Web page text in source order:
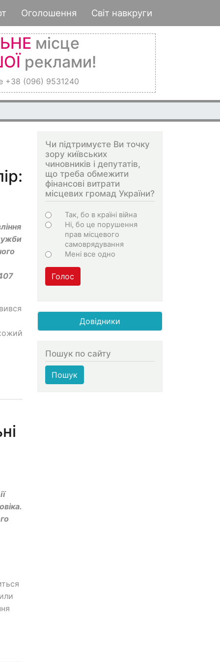
Оголошення Світ навкруги
місце
реклами!
+38 (096) 9531240
Чи підтримуєте Ви точку
зору київських
чиновників і депутатів,
що треба обмежити
фінансові витрати
місцевих громад України?
Варіанти
Так, бо в країні війна
Ні, бо це порушення
прав місцевого
самоврядування
Мені все одно
Голос
Довідники
Пошук по сайту
Пошук